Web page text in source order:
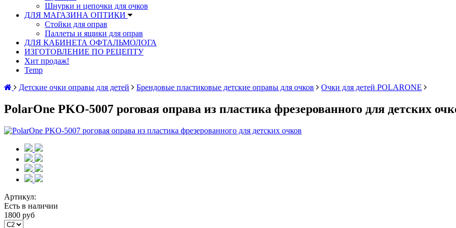
Шнурки и цепочки для очков
ДЛЯ МАГАЗИНА ОПТИКИ
Стойки для оправ
Паллеты и ящики для оправ
ДЛЯ КАБИНЕТА ОФТАЛЬМОЛОГА
ИЗГОТОВЛЕНИЕ ПО РЕЦЕПТУ
Хит продаж!
Temp
Детские очки оправы для детей
Брендовые пластиковые детские оправы для очков Очки для детей POLARONE
PolarOne PKO-5007 роговая оправа из пластика фрезерованного для детских
Артикул:
Есть в наличии
1800 руб